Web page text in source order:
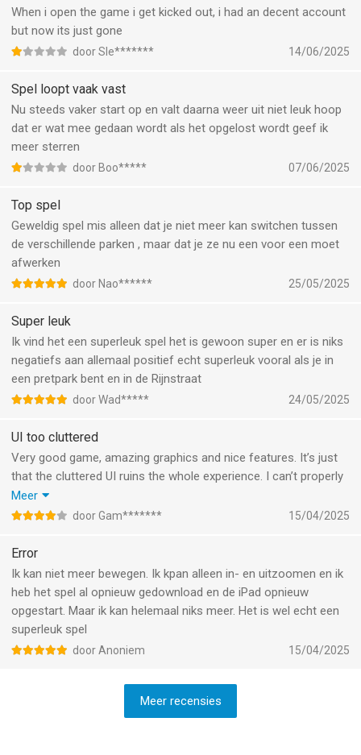
When i open the game i get kicked out, i had an decent account
but now its just gone
door Sle******* 14/06/2025
Spel loopt vaak vast
Nu steeds vaker start op en valt daarna weer uit niet leuk hoop
dat er wat mee gedaan wordt als het opgelost wordt geef ik
meer sterren
door Boo***** 07/06/2025
Top spel
Geweldig spel mis alleen dat je niet meer kan switchen tussen
de verschillende parken , maar dat je ze nu een voor een moet
afwerken
door Nao****** 25/05/2025
Super leuk
Ik vind het een superleuk spel het is gewoon super en er is niks
negatiefs aan allemaal positief echt superleuk vooral als je in
een pretpark bent en in de Rijnstraat
door Wad***** 24/05/2025
UI too cluttered
Very good game, amazing graphics and nice features. It’s just
that the cluttered UI ruins the whole experience. I can’t properly
watch rides or appreciate the genuinely amazing graphics
because there are about 16 thousand unnecessary pop ups and
2 main menus and it’d improve my experience tenfold. I even
paid for the add free pack to appreciate the game more, but the
cluttered UI just ruins everything.
Meer
door Gam******* 15/04/2025
Error
Ik kan niet meer bewegen. Ik kpan alleen in- en uitzoomen en ik
heb het spel al opnieuw gedownload en de iPad opnieuw
opgestart. Maar ik kan helemaal niks meer. Het is wel echt een
superleuk spel
door Anoniem 15/04/2025
Meer recensies